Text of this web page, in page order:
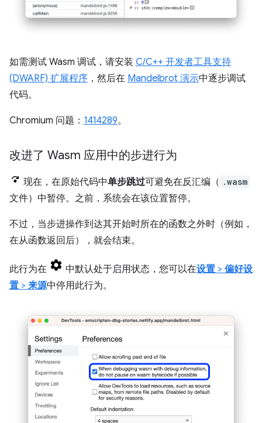
如需测试 Wasm 调试，请安装 C/C++ 开发者工具支持
(DWARF) 扩展程序 ，然后在 Mandelbrot 演示中逐步调试
代码。
Chromium 问题： 1414289。
改进了 Wasm 应用中的步进行为
现在，在原始代码中单步跳过可避免在反汇编（ .wasm
文件）中暂停。之前，系统会在该位置暂停。
不过，当步进操作到达其开始时所在的函数之外时（例如，
在从函数返回后），就会结束。
此行为在 中默认处于启用状态，您可以在设置 > 偏好设
置 > 来源中停用此行为。